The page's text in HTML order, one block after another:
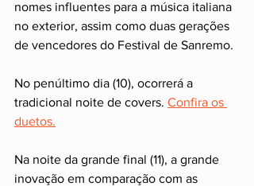
nomes influentes para a música italiana
no exterior, assim como duas gerações
de vencedores do Festival de Sanremo.
No penúltimo dia (10), ocorrerá a
tradicional noite de covers. Confira os
duetos.
Na noite da grande final (11), a grande
inovação em comparação com as